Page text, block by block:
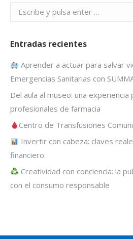
Buscar:
Entradas recientes
Aprender a actuar para salvar
Emergencias Sanitarias con
Del aula al museo: una
profesionales de farmacia
Centro de Transfusiones
Invertir con cabeza: claves
financiero.
Creatividad con conciencia: la
con el consumo responsable